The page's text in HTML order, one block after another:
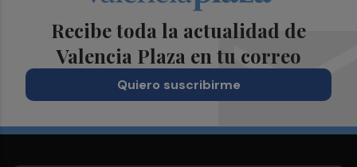
Recibe toda la actualidad de
Valencia Plaza en tu correo
Quiero suscribirme